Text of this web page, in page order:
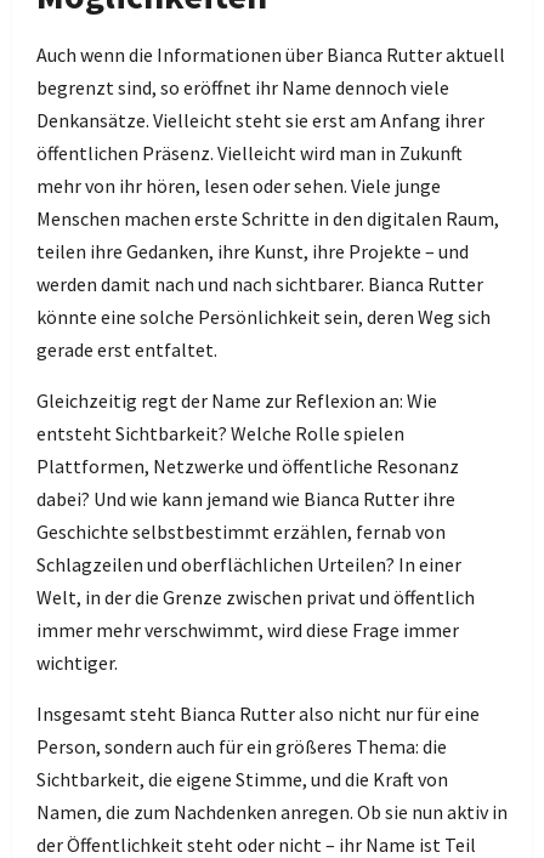
Auch wenn die Informationen über Bianca Rutter aktuell
begrenzt sind, so eröffnet ihr Name dennoch viele
Denkansätze. Vielleicht steht sie erst am Anfang ihrer
öffentlichen Präsenz. Vielleicht wird man in Zukunft
mehr von ihr hören, lesen oder sehen. Viele junge
Menschen machen erste Schritte in den digitalen Raum,
teilen ihre Gedanken, ihre Kunst, ihre Projekte – und
werden damit nach und nach sichtbarer. Bianca Rutter
könnte eine solche Persönlichkeit sein, deren Weg sich
gerade erst entfaltet.
Gleichzeitig regt der Name zur Reflexion an: Wie
entsteht Sichtbarkeit? Welche Rolle spielen
Plattformen, Netzwerke und öffentliche Resonanz
dabei? Und wie kann jemand wie Bianca Rutter ihre
Geschichte selbstbestimmt erzählen, fernab von
Schlagzeilen und oberflächlichen Urteilen? In einer
Welt, in der die Grenze zwischen privat und öffentlich
immer mehr verschwimmt, wird diese Frage immer
wichtiger.
Insgesamt steht Bianca Rutter also nicht nur für eine
Person, sondern auch für ein größeres Thema: die
Sichtbarkeit, die eigene Stimme, und die Kraft von
Namen, die zum Nachdenken anregen. Ob sie nun aktiv in
der Öffentlichkeit steht oder nicht – ihr Name ist Teil